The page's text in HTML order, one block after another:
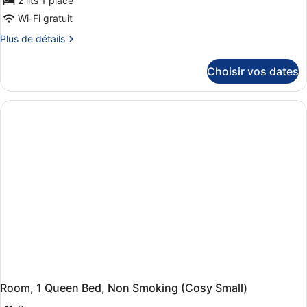
type
de
chambre :
fleuve,
dans
Wi-Fi gratuit
Plus de détails
Plus
le
type
de
Choisir vos dates
Room, 1 Queen Bed, Non Smoking (Cosy Small)